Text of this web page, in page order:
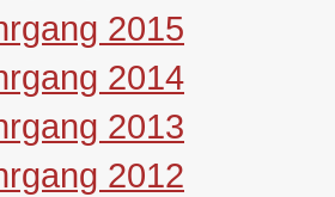
2015
2014
2013
2012